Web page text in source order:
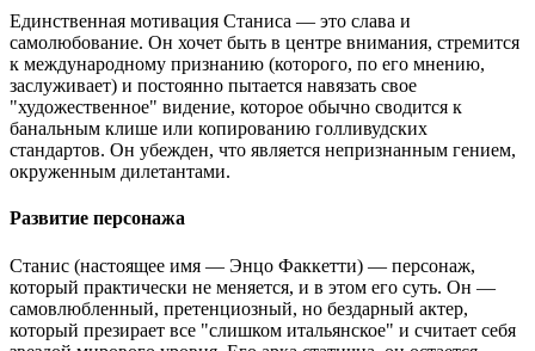
Единственная мотивация Станиса — это слава и
самолюбование. Он хочет быть в центре внимания, стремится
к международному признанию (которого, по его мнению,
заслуживает) и постоянно пытается навязать свое
"художественное" видение, которое обычно сводится к
банальным клише или копированию голливудских
стандартов. Он убежден, что является непризнанным гением,
окруженным дилетантами.
Развитие персонажа
Станис (настоящее имя — Энцо Факкетти) — персонаж,
который практически не меняется, и в этом его суть. Он —
самовлюбленный, претенциозный, но бездарный актер,
который презирает все "слишком итальянское" и считает себя